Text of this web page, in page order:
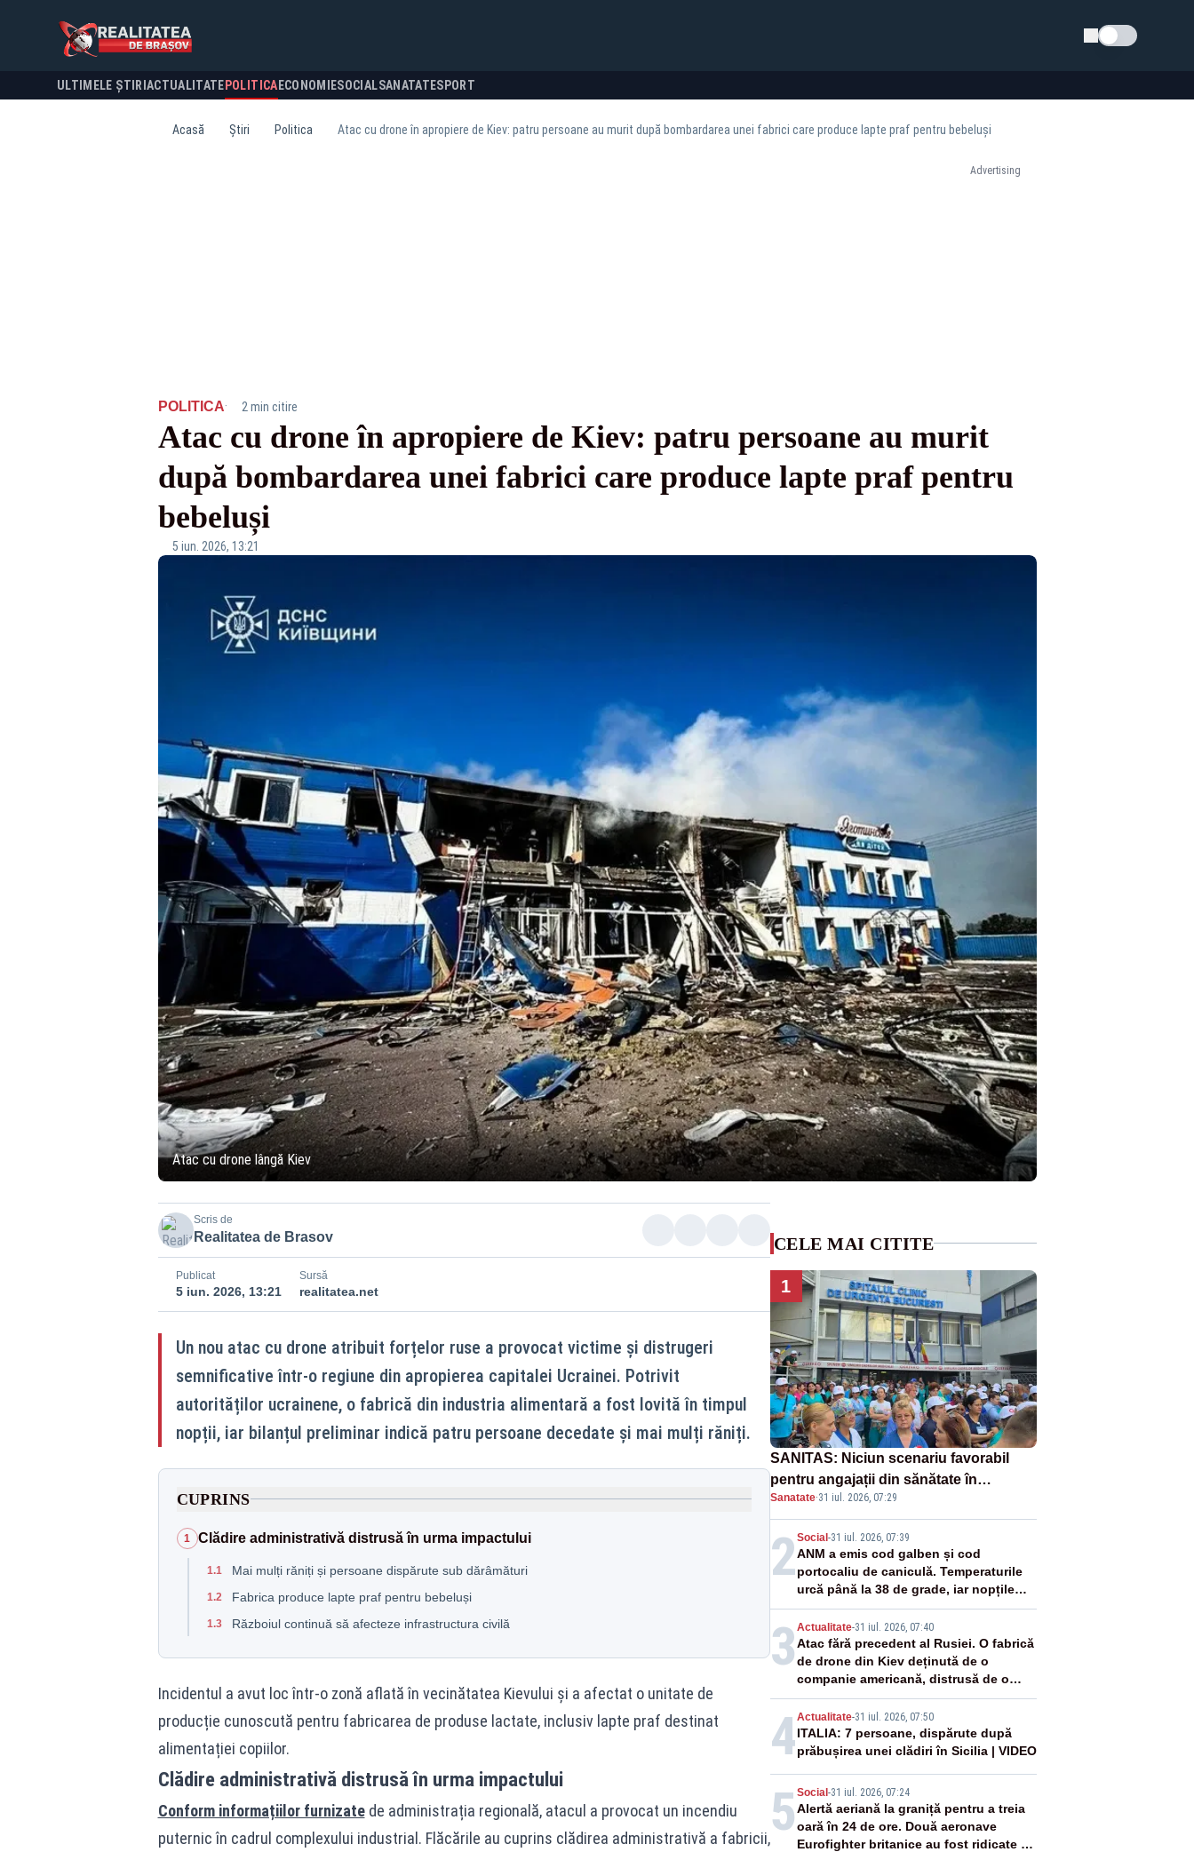
Schimba tema
ULTIMELE ȘTIRI ACTUALITATE POLITICA ECONOMIESOCIALSANATATESPORT
Acasă Știri Politica Atac cu drone în apropiere de Kiev: patru persoane au murit după bombardarea unei fabrici care produce lapte praf pentru bebeluși
Advertising
POLITICA· 2 min citire
Atac cu drone în apropiere de Kiev: patru persoane au murit
după bombardarea unei fabrici care produce lapte praf pentru
bebeluși
5 iun. 2026, 13:21
Atac cu drone lângă Kiev
Scris de
Realitatea de Brasov
Publicat
5 iun. 2026, 13:21
Sursă
realitatea.net
Un nou atac cu drone atribuit forțelor ruse a provocat victime și distrugeri
semnificative într-o regiune din apropierea capitalei Ucrainei. Potrivit
autorităților ucrainene, o fabrică din industria alimentară a fost lovită în timpul
nopții, iar bilanțul preliminar indică patru persoane decedate și mai mulți răniți.
CUPRINS
1 Clădire administrativă distrusă în urma impactului
1.1 Mai mulți răniți și persoane dispărute sub dărâmături
1.2 Fabrica produce lapte praf pentru bebeluși
1.3 Războiul continuă să afecteze infrastructura civilă
Incidentul a avut loc într-o zonă aflată în vecinătatea Kievului și a afectat o unitate de
producție cunoscută pentru fabricarea de produse lactate, inclusiv lapte praf destinat
alimentației copiilor.
Clădire administrativă distrusă în urma impactului
Conform informațiilor furnizatede administrația regională, atacul a provocat un incendiu
puternic în cadrul complexului industrial. Flăcările au cuprins clădirea administrativă a fabricii,
CELE MAI CITITE
1
SANITAS: Niciun scenariu favorabil
pentru angajații din sănătate în
proiectul Legii salarizării
Sanatate·31 iul. 2026, 07:29
2Social-31 iul. 2026, 07:39
ANM a emis cod galben și cod
portocaliu de caniculă. Temperaturile
urcă până la 38 de grade, iar nopțile
devin tropicale
3 Actualitate-31 iul. 2026, 07:40
Atac fără precedent al Rusiei. O fabrică
de drone din Kiev deținută de o
companie americană, distrusă de o
rachetă rusească
4Actualitate-31 iul. 2026, 07:50
ITALIA: 7 persoane, dispărute după
prăbușirea unei clădiri în Sicilia | VIDEO
5 Social-31 iul. 2026, 07:24
Alertă aeriană la graniță pentru a treia
oară în 24 de ore. Două aeronave
Eurofighter britanice au fost ridicate de